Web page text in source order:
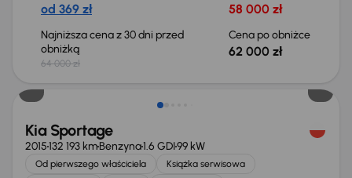
od 369 zł 58 000 zł
Najniższa cena z 30 dni przed
obniżką
64 000 zł
Cena po obniżce
62 000 zł
Taniej o 500 zł
Kia Sportage
2015132 193 kmBenzyna1.6 GDI99 kW
Od pierwszego właściciela
Książka serwisowa